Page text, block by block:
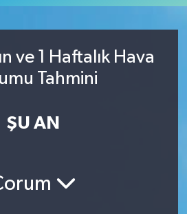
ve 1 Haftalık Hava
Tahmini
ŞU AN